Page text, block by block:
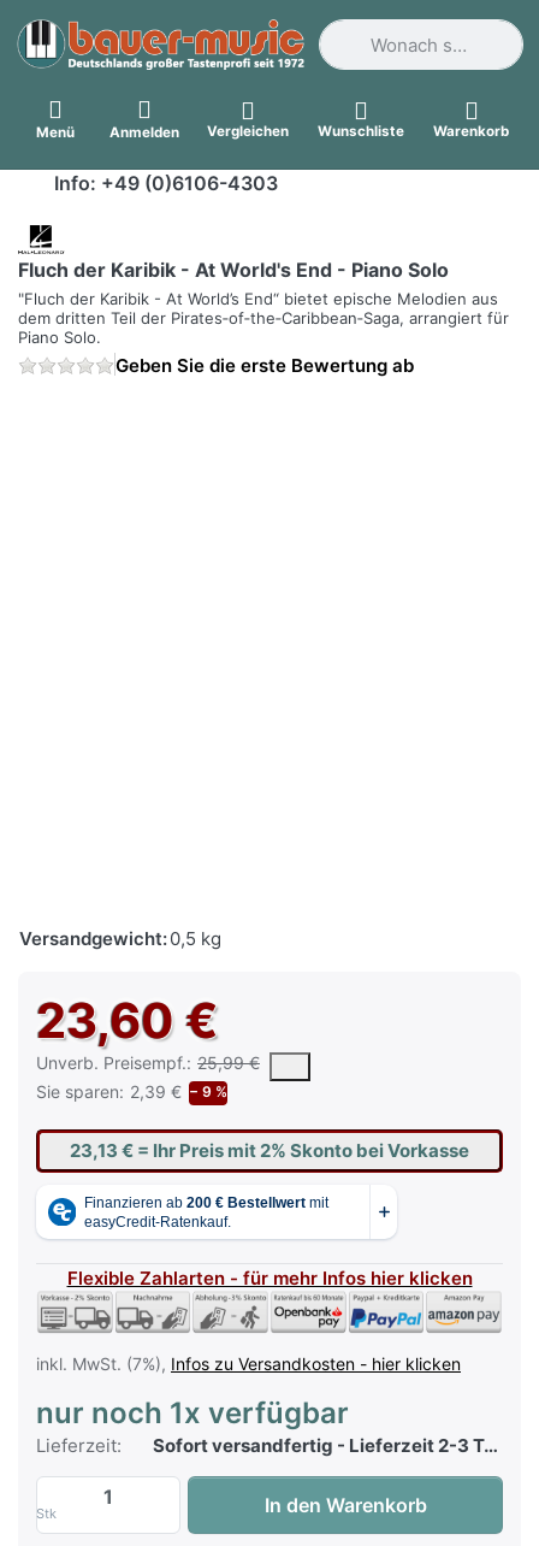
Geben Sie einen
Menü Anmelden Vergleichen Wunschliste Warenkorb
Info: +49 (0)6106-4303
Fluch der Karibik - At World's End - Piano Solo
"Fluch der Karibik - At World’s End“ bietet epische Melodien aus
dem dritten Teil der Pirates‑of‑the‑Caribbean‑Saga, arrangiert für
Piano Solo.
Geben Sie die erste Bewertung ab
Versandgewicht:0,5 kg
23,60 €
Unverb. Preisempf.: 25,99 €
Die UVP ist der vorgeschlagene oder empfohlene
Sie sparen: 2,39 € − 9 %
23,13 € = Ihr Preis mit 2% Skonto bei Vorkasse
Flexible Zahlarten - für mehr Infos hier klicken
inkl. MwSt. (7%), Infos zu Versandkosten - hier klicken
nur noch 1x verfügbar
Lieferzeit: Sofort versandfertig - Lieferzeit 2-3 Tage
Stk
Fluch der Karibik - At World's End -
In den Warenkorb